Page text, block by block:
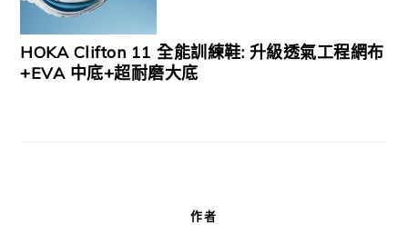
HOKA Clifton 11 全能訓練鞋: 升級透氣工程網布
+EVA 中底+超耐磨大底
作者